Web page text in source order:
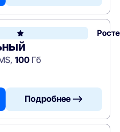
100Гб
Подробнее —>